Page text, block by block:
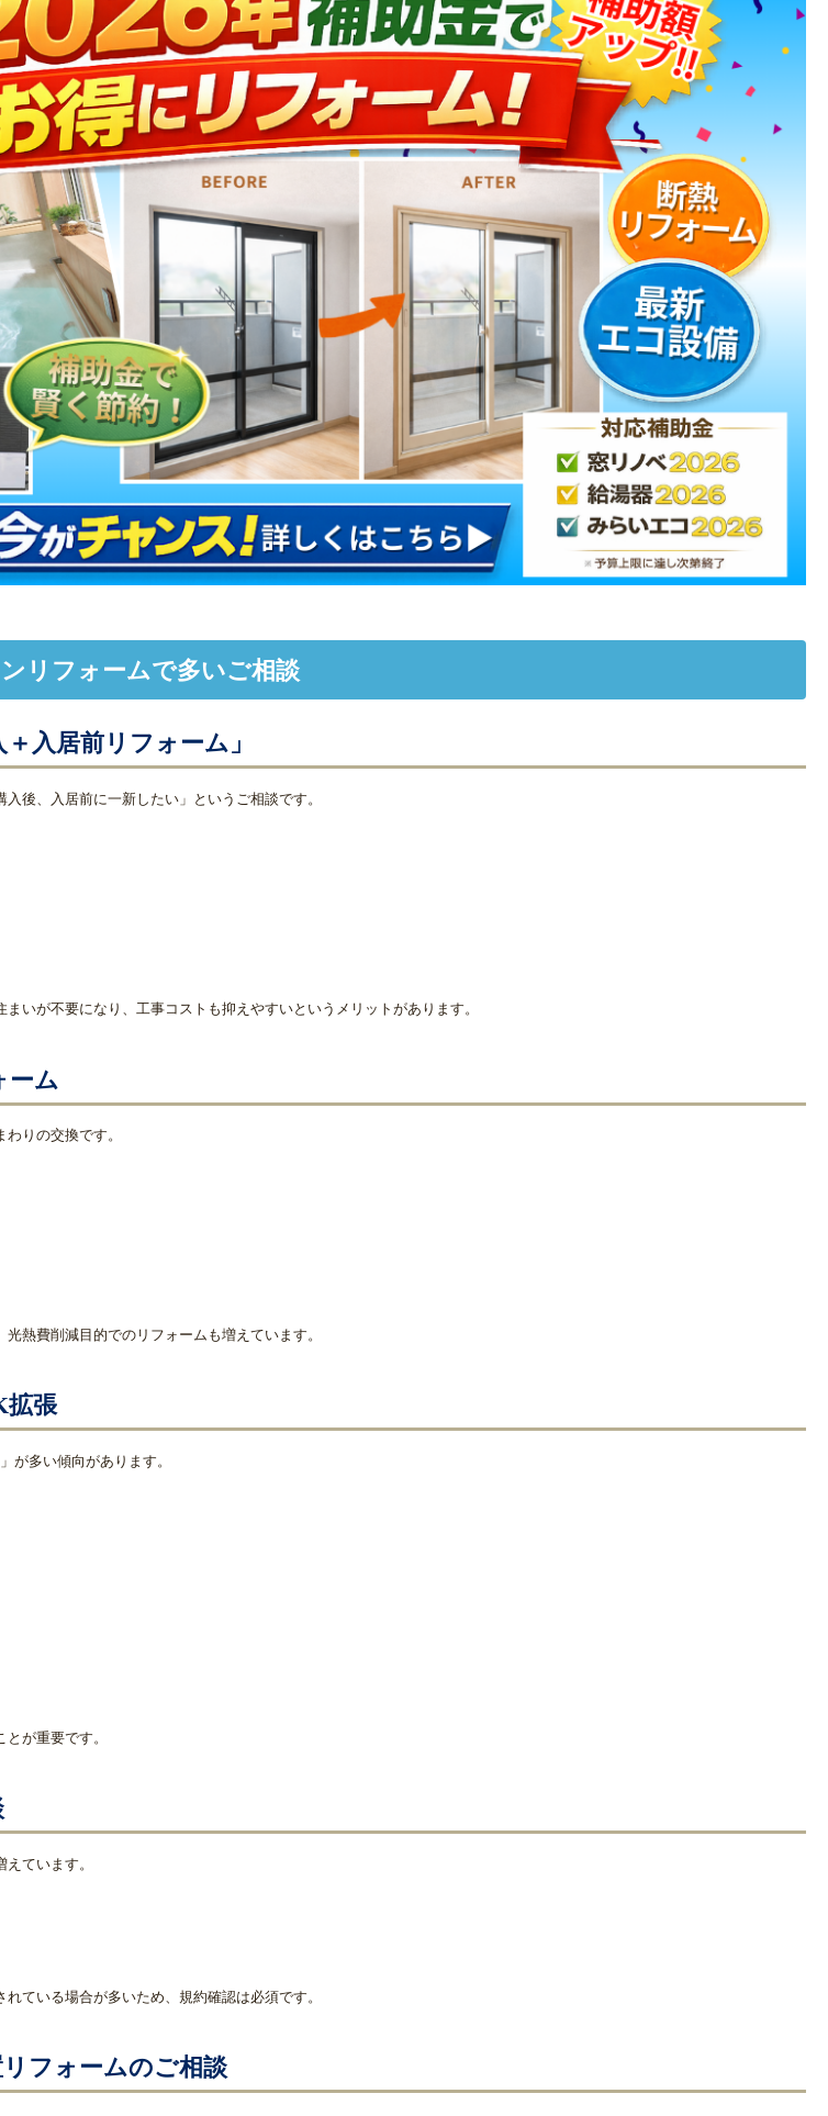
リフォームで多いご相談
入居前リフォーム」
後、入居前に一新したい」というご相談です。
いが不要になり、工事コストも抑えやすいというメリットがあります。
ーム
りの交換です。
熱費削減目的でのリフォームも増えています。
拡張
が多い傾向があります。
が重要です。
ています。
ている場合が多いため、規約確認は必須です。
フォームのご相談